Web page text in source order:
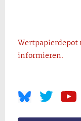
Wertpapierdepot
informieren.